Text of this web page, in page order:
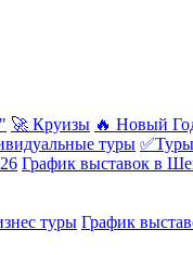
🚀 Круизы 🔥 Новый
туры
График выставок в
туры График